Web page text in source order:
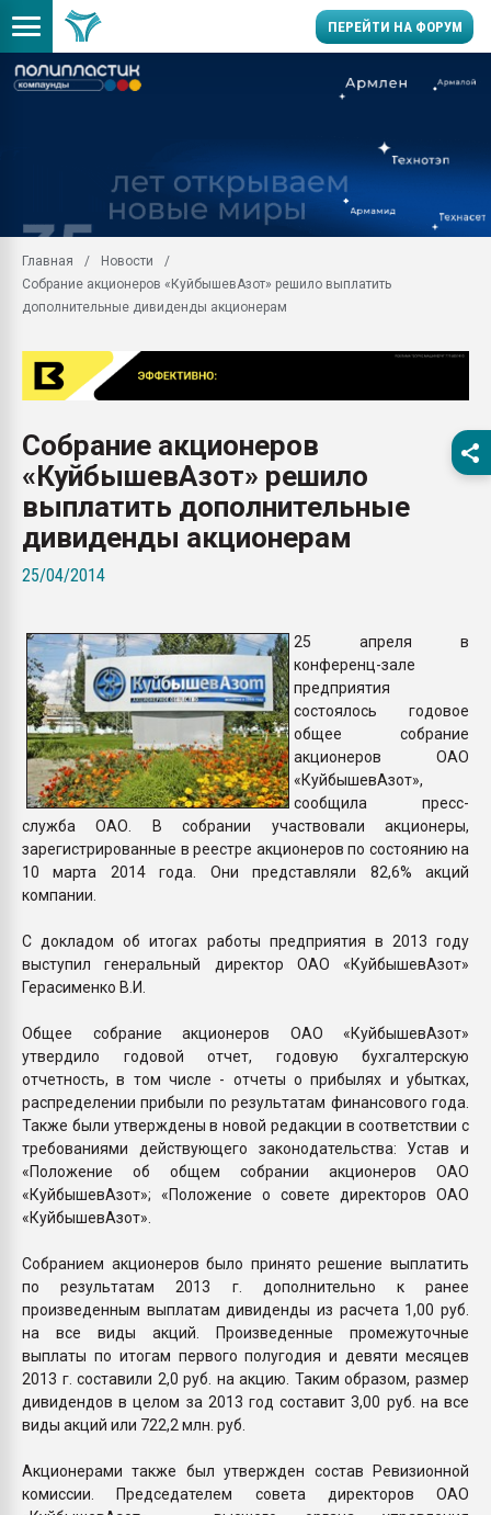
ПЕРЕЙТИ НА ФОРУМ
Подмосковье, Москва
28.07.2026
первый план в
ситуацией на
вакуумного
Продам отходы
поликарбоната и АБС-
Armaloy PC/ABS-1IM
26.07.2022 "Сибирский
намного дороже
Главная
Новости
Собрание акционеров «КуйбышевАзот» решило выплатить
дополнительные дивиденды акционерам
Собрание акционеров
«КуйбышевАзот» решило
выплатить дополнительные
дивиденды акционерам
25/04/2014
25 апреля в
конференц-зале
предприятия
состоялось годовое
общее собрание
акционеров ОАО
«КуйбышевАзот»,
сообщила пресс-
служба ОАО. В собрании участвовали акционеры,
зарегистрированные в реестре акционеров по состоянию на
10 марта 2014 года. Они представляли 82,6% акций
компании.
С докладом об итогах работы предприятия в 2013 году
выступил генеральный директор ОАО «КуйбышевАзот»
Герасименко В.И.
Общее собрание акционеров ОАО «КуйбышевАзот»
утвердило годовой отчет, годовую бухгалтерскую
отчетность, в том числе - отчеты о прибылях и убытках,
распределении прибыли по результатам финансового года.
Также были утверждены в новой редакции в соответствии с
требованиями действующего законодательства: Устав и
«Положение об общем собрании акционеров ОАО
«КуйбышевАзот»; «Положение о совете директоров ОАО
«КуйбышевАзот».
Собранием акционеров было принято решение выплатить
по результатам 2013 г. дополнительно к ранее
произведенным выплатам дивиденды из расчета 1,00 руб.
на все виды акций. Произведенные промежуточные
выплаты по итогам первого полугодия и девяти месяцев
2013 г. составили 2,0 руб. на акцию. Таким образом, размер
дивидендов в целом за 2013 год составит 3,00 руб. на все
виды акций или 722,2 млн. руб.
Акционерами также был утвержден состав Ревизионной
комиссии. Председателем совета директоров ОАО